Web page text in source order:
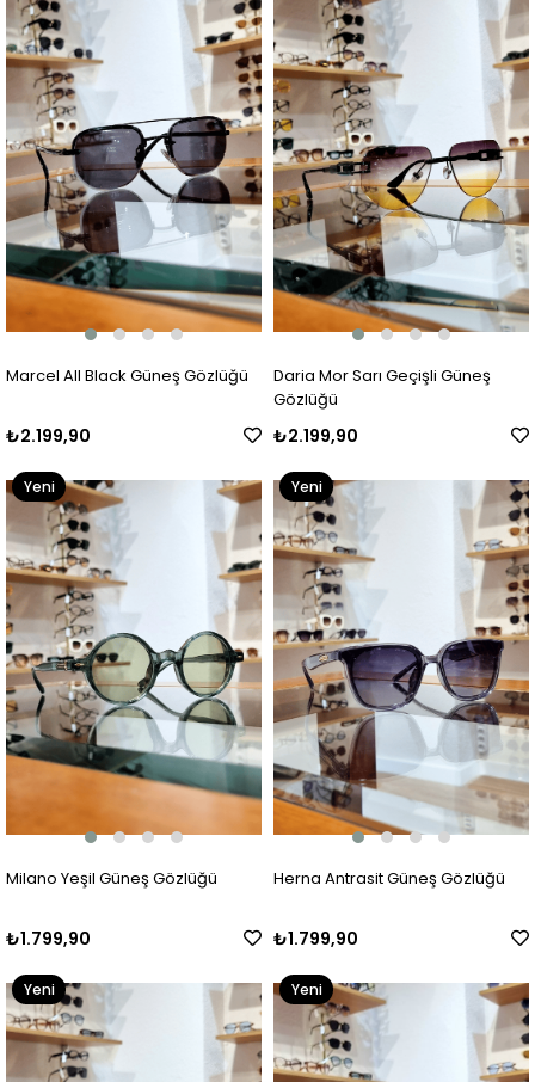
Marcel All Black Güneş Gözlüğü
₺2.199,90
Ürün
Daria Mor Sarı Geçişli Güneş
Gözlüğü
₺2.199,90
Ürün
Milano Yeşil Güneş Gözlüğü
₺1.799,90
Yeni
Ürün
Herna Antrasit Güneş Gözlüğü
₺1.799,90
Yeni
Ürün
Yeni
Ürün
Yeni
Ürün